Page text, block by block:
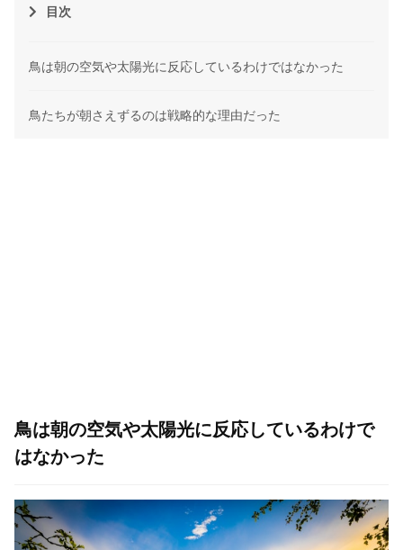
目次
鳥は朝の空気や太陽光に反応しているわけではなかった
鳥たちが朝さえずるのは戦略的な理由だった
鳥は朝の空気や太陽光に反応しているわけで
はなかった